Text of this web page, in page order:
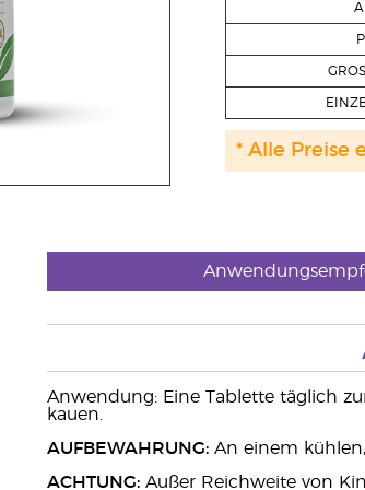
* Alle Preise
Anwendung: Eine Tablette täglich
kauen.
AUFBEWAHRUNG:An einem
ACHTUNG:Außer Reichweite von